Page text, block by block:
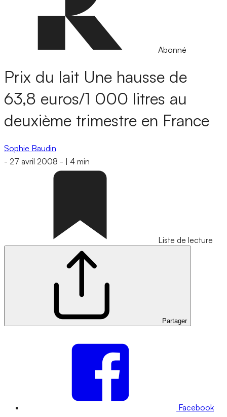
Abonné
Prix du lait Une hausse de
63,8 euros/1 000 litres au
deuxième trimestre en France
Sophie Baudin
- 27 avril 2008 - 4 min
Liste de lecture
Partager
Facebook